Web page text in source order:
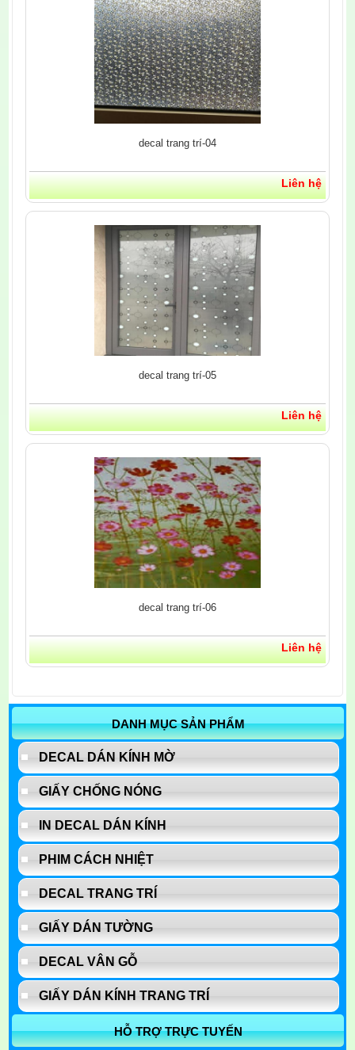
decal trang trí-04
Liên hệ
decal trang trí-05
Liên hệ
decal trang trí-06
Liên hệ
DANH MỤC SẢN PHẨM
DECAL DÁN KÍNH MỜ
GIẤY CHỐNG NÓNG
IN DECAL DÁN KÍNH
PHIM CÁCH NHIỆT
DECAL TRANG TRÍ
GIẤY DÁN TƯỜNG
DECAL VÂN GỖ
GIẤY DÁN KÍNH TRANG TRÍ
HỖ TRỢ TRỰC TUYẾN